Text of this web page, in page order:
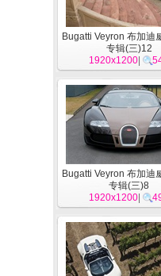
Bugatti Veyron 布加迪
专辑(三)12
1920x1200
Bugatti Veyron 布加迪
专辑(三)8
1920x1200